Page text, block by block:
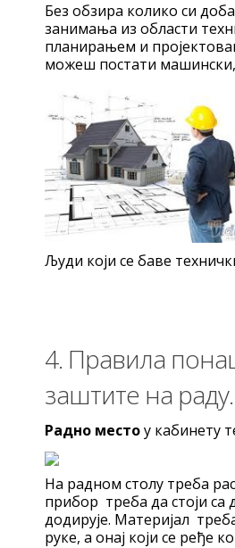
Без обзира колико си
занимања из области
планирањем и
можеш постати машински,
Људи који се баве
4. Правила
заштите на раду.
Радно местоу кабинету
На радном столу треба
прибор треба да стоји са
додирује. Материјал
руке, а онај који се ређе